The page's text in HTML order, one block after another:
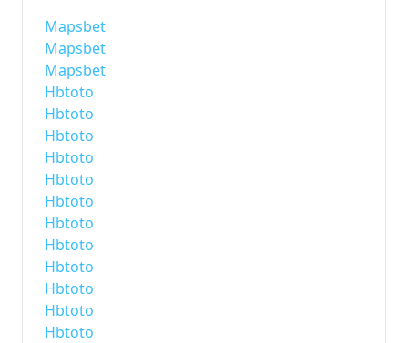
Mapsbet
Mapsbet
Mapsbet
Hbtoto
Hbtoto
Hbtoto
Hbtoto
Hbtoto
Hbtoto
Hbtoto
Hbtoto
Hbtoto
Hbtoto
Hbtoto
Hbtoto